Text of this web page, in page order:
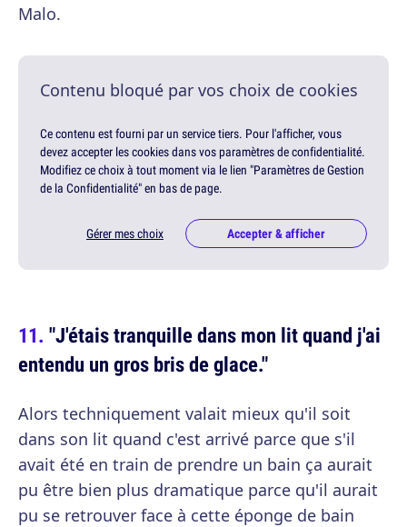
Malo.
Contenu bloqué par vos choix de cookies
Ce contenu est fourni par un service tiers. Pour l'afficher, vous
devez accepter les cookies dans vos paramètres de confidentialité.
Modifiez ce choix à tout moment via le lien "Paramètres de Gestion
de la Confidentialité" en bas de page.
Gérer mes choix Accepter & afficher
"J'étais tranquille dans mon lit quand j'ai
entendu un gros bris de glace."
Alors techniquement valait mieux qu'il soit
dans son lit quand c'est arrivé parce que s'il
avait été en train de prendre un bain ça aurait
pu être bien plus dramatique parce qu'il aurait
pu se retrouver face à cette éponge de bain